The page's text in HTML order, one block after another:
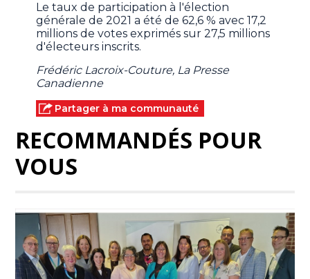
Le taux de participation à l'élection
générale de 2021 a été de 62,6 % avec 17,2
millions de votes exprimés sur 27,5 millions
d'électeurs inscrits.
Frédéric Lacroix-Couture, La Presse
Canadienne
Partager à ma communauté
RECOMMANDÉS POUR
VOUS